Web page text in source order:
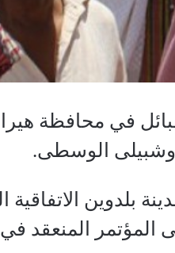
في محافظة
وشبيلى الوسطى.
بلدوين
المؤتمر المنعقد